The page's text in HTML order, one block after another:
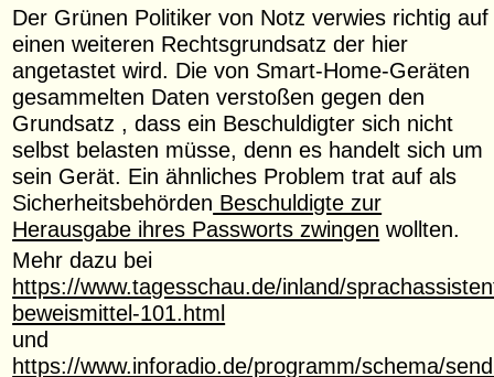
Der Grünen Politiker von Notz verwies richtig auf
einen weiteren Rechtsgrundsatz der hier
angetastet wird. Die von Smart-Home-Geräten
gesammelten Daten verstoßen gegen den
Grundsatz , dass ein Beschuldigter sich nicht
selbst belasten müsse, denn es handelt sich um
sein Gerät. Ein ähnliches Problem trat auf als
Sicherheitsbehörden Beschuldigte zur
Herausgabe ihres Passworts zwingen wollten.
Mehr dazu bei
https://www.tagesschau.de/inland/
beweismittel-101.html
und
https://www.inforadio.de/programm/schema/